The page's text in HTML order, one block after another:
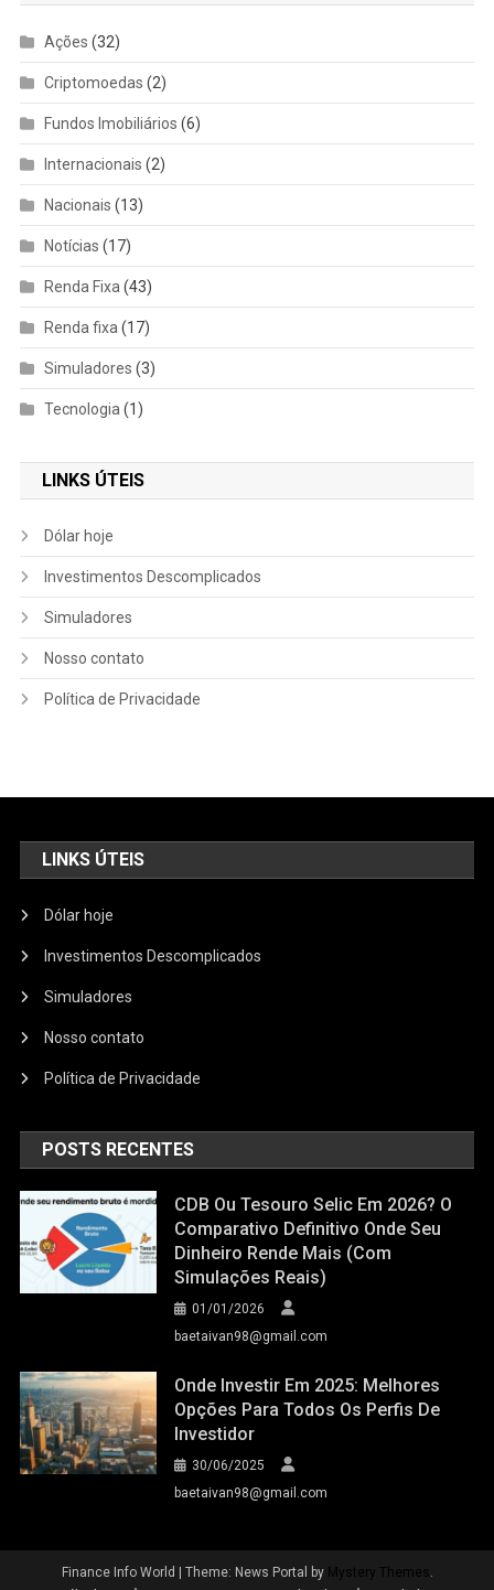
Ações (32)
Criptomoedas (2)
Fundos Imobiliários (6)
Internacionais (2)
Nacionais (13)
Notícias (17)
Renda Fixa (43)
Renda fixa (17)
Simuladores (3)
Tecnologia (1)
LINKS ÚTEIS
Dólar hoje
Investimentos Descomplicados
Simuladores
Nosso contato
Política de Privacidade
LINKS ÚTEIS
Dólar hoje
Investimentos Descomplicados
Simuladores
Nosso contato
Política de Privacidade
POSTS RECENTES
CDB Ou Tesouro Selic Em 2026? O
Comparativo Definitivo Onde Seu
Dinheiro Rende Mais (Com
Simulações Reais)
01/01/2026
baetaivan98@gmail.com
Onde Investir Em 2025: Melhores
Opções Para Todos Os Perfis De
Investidor
30/06/2025
baetaivan98@gmail.com
Finance Info World Theme: News Portal by Mystery Themes .